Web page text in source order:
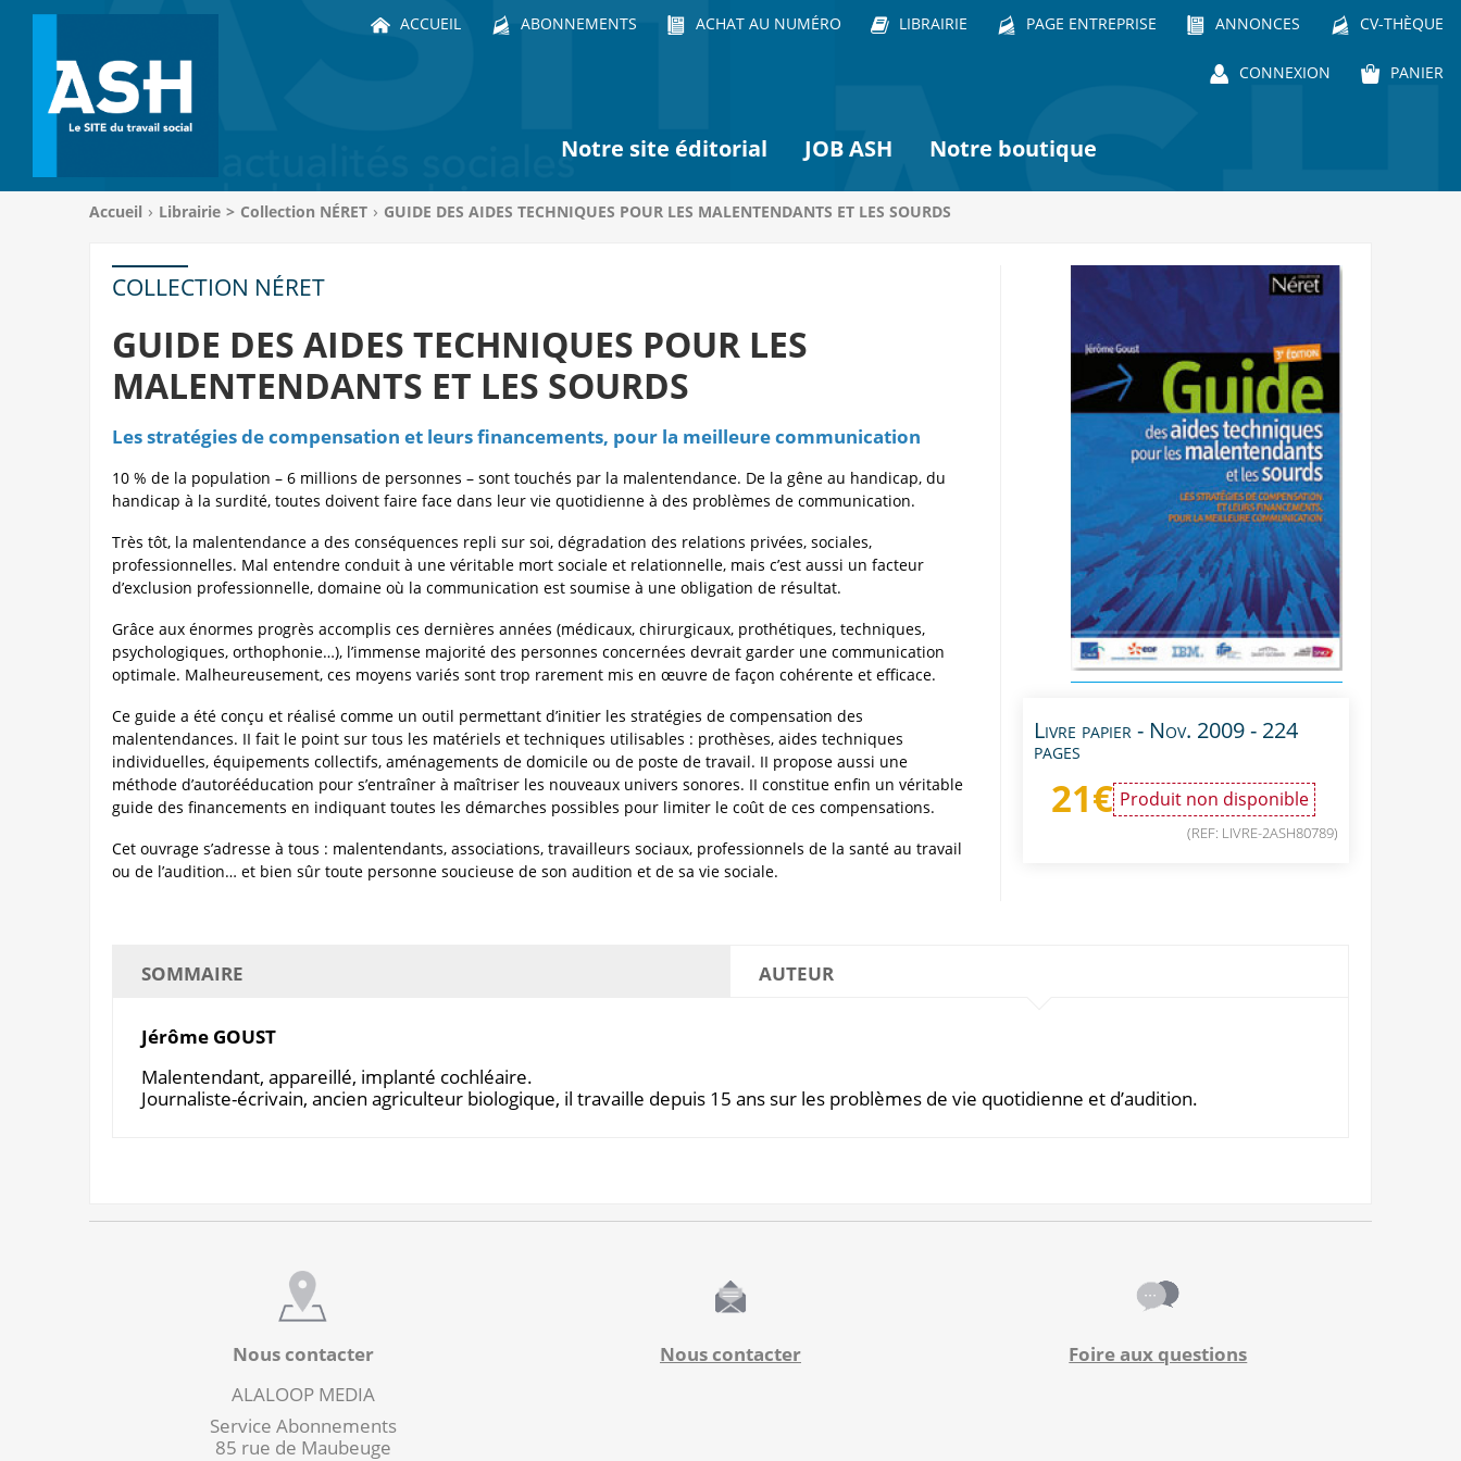
ACCUEIL ABONNEMENTS ACHAT AU NUMÉRO LIBRAIRIE PAGE ENTREPRISE ANNONCES CV-THÈQUE
CONNEXION PANIER
Notre site éditorial JOB ASH Notre boutique
Vous
Accueil Librairie > Collection NÉRET GUIDE DES AIDES TECHNIQUES POUR LES MALENTENDANTS ET LES SOURDS
COLLECTION NÉRET
GUIDE DES AIDES TECHNIQUES POUR LES
MALENTENDANTS ET LES SOURDS
Les stratégies de compensation et leurs financements, pour la meilleure communication
10 % de la population – 6 millions de personnes – sont touchés par la malentendance. De la gêne au handicap, du
handicap à la surdité, toutes doivent faire face dans leur vie quotidienne à des problèmes de communication.
Très tôt, la malentendance a des conséquences repli sur soi, dégradation des relations privées, sociales,
professionnelles. Mal entendre conduit à une véritable mort sociale et relationnelle, mais c’est aussi un facteur
d’exclusion professionnelle, domaine où la communication est soumise à une obligation de résultat.
Grâce aux énormes progrès accomplis ces dernières années (médicaux, chirurgicaux, prothétiques, techniques,
psychologiques, orthophonie…), l’immense majorité des personnes concernées devrait garder une communication
optimale. Malheureusement, ces moyens variés sont trop rarement mis en œuvre de façon cohérente et efficace.
Ce guide a été conçu et réalisé comme un outil permettant d’initier les stratégies de compensation des
malentendances. II fait le point sur tous les matériels et techniques utilisables : prothèses, aides techniques
individuelles, équipements collectifs, aménagements de domicile ou de poste de travail. II propose aussi une
méthode d’autorééducation pour s’entraîner à maîtriser les nouveaux univers sonores. II constitue enfin un véritable
guide des financements en indiquant toutes les démarches possibles pour limiter le coût de ces compensations.
Cet ouvrage s’adresse à tous : malentendants, associations, travailleurs sociaux, professionnels de la santé au travail
ou de l’audition… et bien sûr toute personne soucieuse de son audition et de sa vie sociale.
Livre papier - Nov. 2009 - 224
pages
21€ Produit non disponible
(REF: LIVRE-2ASH80789)
SOMMAIRE AUTEUR
Jérôme GOUST
Malentendant, appareillé, implanté cochléaire.
Journaliste-écrivain, ancien agriculteur biologique, il travaille depuis 15 ans sur les problèmes de vie quotidienne et d’audition.
Nous contacter
ALALOOP MEDIA
Service Abonnements
85 rue de Maubeuge
Nous contacter Foire aux questions